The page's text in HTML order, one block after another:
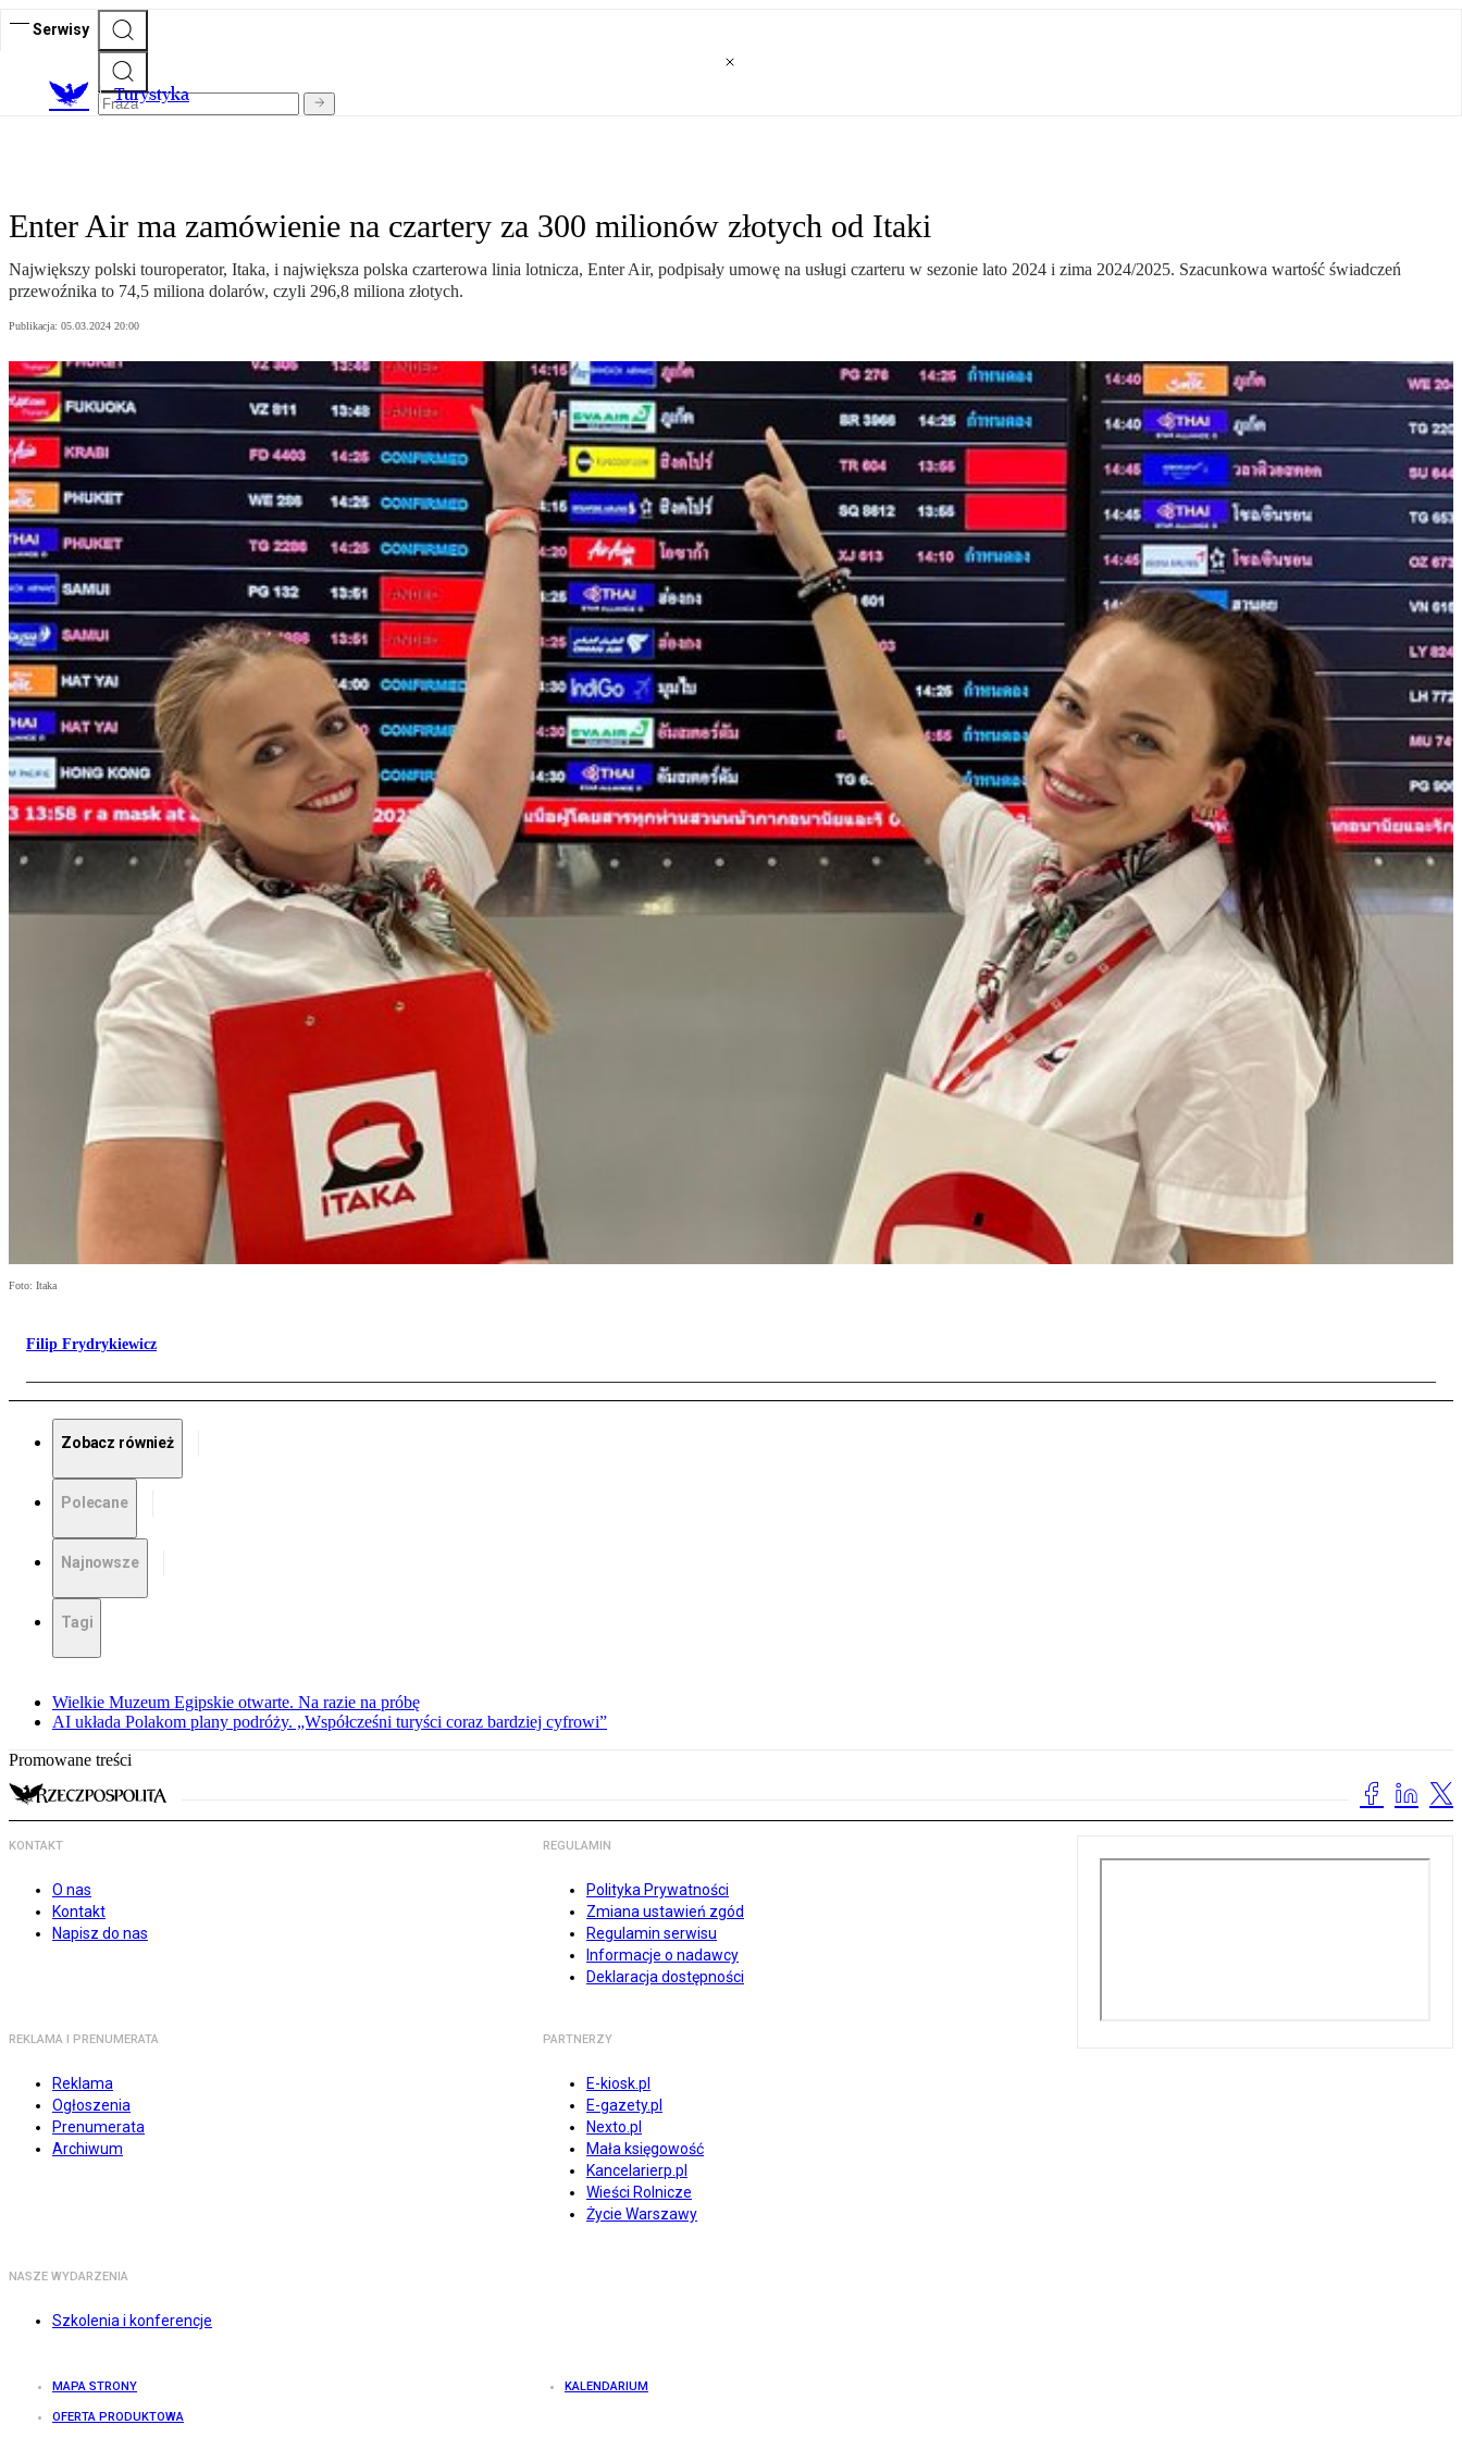
Serwisy
Turystyka
Enter Air ma zamówienie na czartery za 300 milionów złotych od Itaki
Największy polski touroperator, Itaka, i największa polska czarterowa linia lotnicza, Enter Air, podpisały umowę na usługi czarteru w sezonie lato 2024 i zima 2024/2025. Szacunkowa wartość świadczeń
przewoźnika to 74,5 miliona dolarów, czyli 296,8 miliona złotych.
Publikacja: 05.03.2024 20:00
Foto: Itaka
Filip Frydrykiewicz
Zobacz również
Polecane
Najnowsze
Tagi
Wielkie Muzeum Egipskie otwarte. Na razie na próbę
AI układa Polakom plany podróży. „Współcześni turyści coraz bardziej cyfrowi”
Promowane treści
KONTAKT
O nas
Kontakt
Napisz do nas
REGULAMIN
Polityka Prywatności
Zmiana ustawień zgód
Regulamin serwisu
Informacje o nadawcy
Deklaracja dostępności
REKLAMA I PRENUMERATA
Reklama
Ogłoszenia
Prenumerata
Archiwum
PARTNERZY
E-kiosk.pl
E-gazety.pl
Nexto.pl
Mała księgowość
Kancelarierp.pl
Wieści Rolnicze
Życie Warszawy
NASZE WYDARZENIA
Szkolenia i konferencje
MAPA STRONY KALENDARIUM
OFERTA PRODUKTOWA